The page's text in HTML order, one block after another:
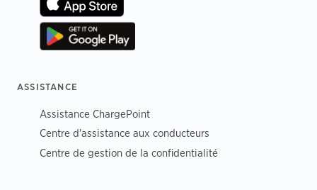
ASSISTANCE
Assistance ChargePoint
Centre d'assistance aux conducteurs
Centre de gestion de la confidentialité